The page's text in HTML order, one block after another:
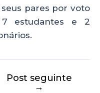
pares por voto
7 estudantes e 2
Post seguinte
→